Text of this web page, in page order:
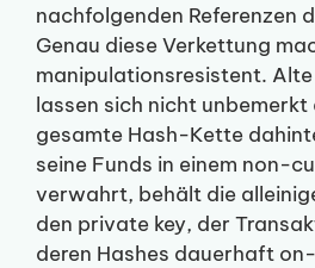
nachfolgenden Referenzen
Genau diese Verkettung
manipulationsresistent.
lassen sich nicht
gesamte Hash-Kette
seine Funds in einem non-
verwahrt, behält die
den private key, der
deren Hashes dauerhaft